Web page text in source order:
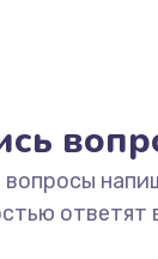
вопросы
ответят